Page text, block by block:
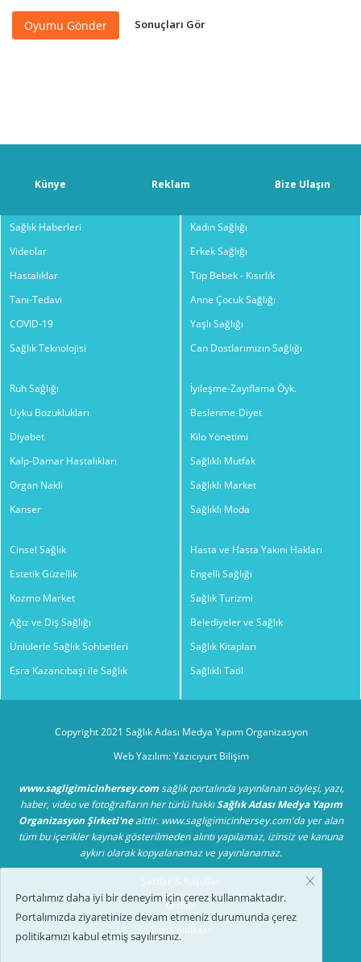
Oyumu Gönder Sonuçları Gör
Künye Reklam Bize Ulaşın
Sağlık Haberleri
Videolar
Hastalıklar
Tanı-Tedavi
COVID-19
Sağlık Teknolojisi
Kadın Sağlığı
Erkek Sağlığı
Tüp Bebek - Kısırlık
Anne Çocuk Sağlığı
Yaşlı Sağlığı
Can Dostlarımızın Sağlığı
Ruh Sağlığı
Uyku Bozuklukları
Diyabet
Kalp-Damar Hastalıkları
Organ Nakli
Kanser
İyileşme-Zayıflama Öyk.
Beslenme-Diyet
Kilo Yönetimi
Sağlıklı Mutfak
Sağlıklı Market
Sağlıklı Moda
Cinsel Sağlık
Estetik Güzellik
Kozmo Market
Ağız ve Diş Sağlığı
Ünlülerle Sağlık Sohbetleri
Esra Kazancıbaşı ile Sağlık
Hasta ve Hasta Yakını Hakları
Engelli Sağlığı
Sağlık Turizmi
Belediyeler ve Sağlık
Sağlık Kitapları
Sağlıklı Tatil
Copyright 2021 Sağlık Adası Medya Yapım Organizasyon
Web Yazılım: Yazıcıyurt Bilişim
www.sagligimicinhersey.comsağlık portalında yayınlanan söyleşi, yazı,
haber, video ve fotoğrafların her türlü hakkıSağlık Adası Medya Yapım
Organizasyon Şirketi'neaittir. www.sagligimicinhersey.com'da yer alan
tüm bu içerikler kaynak gösterilmeden alıntı yapılamaz, izinsiz ve kanuna
aykırı olarak kopyalanamaz ve yayınlanamaz.
Gizlilik
Veri Politikası
Portalımız daha iyi bir deneyim için çerez kullanmaktadır.
Portalımızda ziyaretinize devam etmeniz durumunda çerez
politikamızı kabul etmiş sayılırsınız.